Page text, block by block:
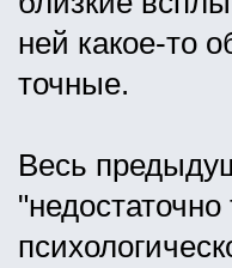
ней какое-то
точные.
Весь